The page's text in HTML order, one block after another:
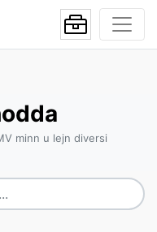
minn u lejn diversi